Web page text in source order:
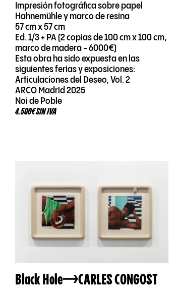
Impresión fotográfica sobre papel
Hahnemühle y marco de resina
57 cm x 57 cm
Ed. 1/3 + PA (2 copias de 100 cm x 100 cm,
marco de madera - 6000€)
Esta obra ha sido expuesta en las
siguientes ferias y exposiciones:
Articulaciones del Deseo, Vol. 2
ARCO Madrid 2025
Noi de Poble
4.500€ SIN IVA
Black Hole CARLES CONGOST